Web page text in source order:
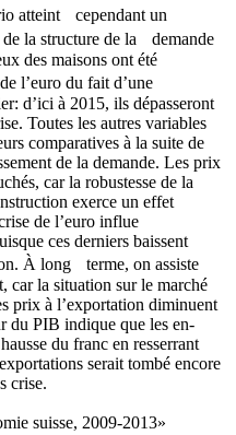
atteint cependant un
la structure de la demande
des maisons ont été
l’euro du fait d’une
d’ici à 2015, ils dépasseront
Toutes les autres variables
comparatives à la suite de
de la demande. Les prix
car la robustesse de la
exerce un effet
de l’euro influe
ces derniers baissent
À long terme, on assiste
car la situation sur le marché
prix à l’exportation diminuent
du PIB indique que les en-
du franc en resserrant
serait tombé encore
crise.
suisse, 2009-2013»